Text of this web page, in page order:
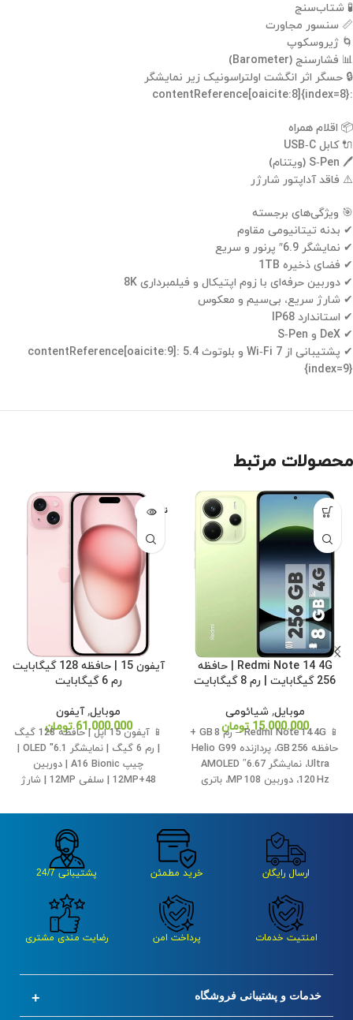
🧪 شتاب‌سنج
📏 سنسور مجاورت
🌀 ژیروسکوپ
📊 فشارسنج (Barometer)
🔒 حسگر اثر انگشت اولتراسونیک زیر نمایشگر
:contentReference[oaicite:8]{index=8}
📦 اقلام همراه
🔌 کابل USB‑C
🖊 S‑Pen (ویتنام)
⚠️ فاقد آداپتور شارژر
🎯 ویژگی‌های برجسته
✔ بدنه تیتانیومی مقاوم
✔ نمایشگر 6.9″ پرنور و سریع
✔ فضای ذخیره 1TB
✔ دوربین حرفه‌ای با زوم اپتیکال و فیلمبرداری 8K
✔ شارژ سریع، بی‌سیم و معکوس
✔ استاندارد IP68
✔ DeX و S‑Pen
✔ پشتیبانی از Wi‑Fi 7 و بلوتوث 5.4 :contentReference[oaicite:9]
{index=9}
محصولات مرتبط
Redmi Note 14 4G | حافظه
256 گیگابایت | رم 8 گیگابایت
موبایل,شیائومی
15.000.000 تومان
📱 Redmi Note 14 4G – رم 8 GB +
حافظه 256 GB، پردازنده Helio G99
Ultra، نمایشگر 6.67″ AMOLED
120 Hz، دوربین 108 MP، باتری
14، بدنه مقاوم با IP54 و جک
ناموجود
آیفون 15 | حافظه 128 گیگابایت
رم 6 گیگابایت
موبایل,آیفون
61.000.000 تومان
📱 آیفون 15 اپل | حافظه 128 گیگ
| رم 6 گیگ | نمایشگر 6.1" OLED |
چیپ A16 Bionic | دوربین
48+12MP | سلفی 12MP | شارژ
IP68 | پورت USB-C | iOS 17 🌟
ارسال رایگان خرید مطمئن پشتیبانی 24/7
امنتیت خدمات پرداخت امن رضایت مندی مشتری
خدمات و پشتیبانی فروشگاه